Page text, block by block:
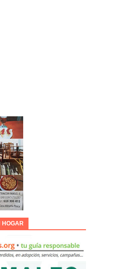
HOGAR